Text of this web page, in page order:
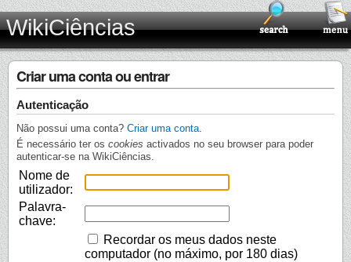
WikiCiências
Criar uma conta ou entrar
Autenticação
Não possui uma conta? Criar uma conta
É necessário ter os cookies activados no seu browser para poder
autenticar-se na WikiCiências.
Nome de
utilizador:
Palavra-
chave:
Recordar os meus dados neste
computador (no máximo, por 180 dias)